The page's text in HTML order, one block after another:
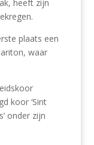
heeft zijn
plaats een
waar
koor ‘Sint
onder zijn